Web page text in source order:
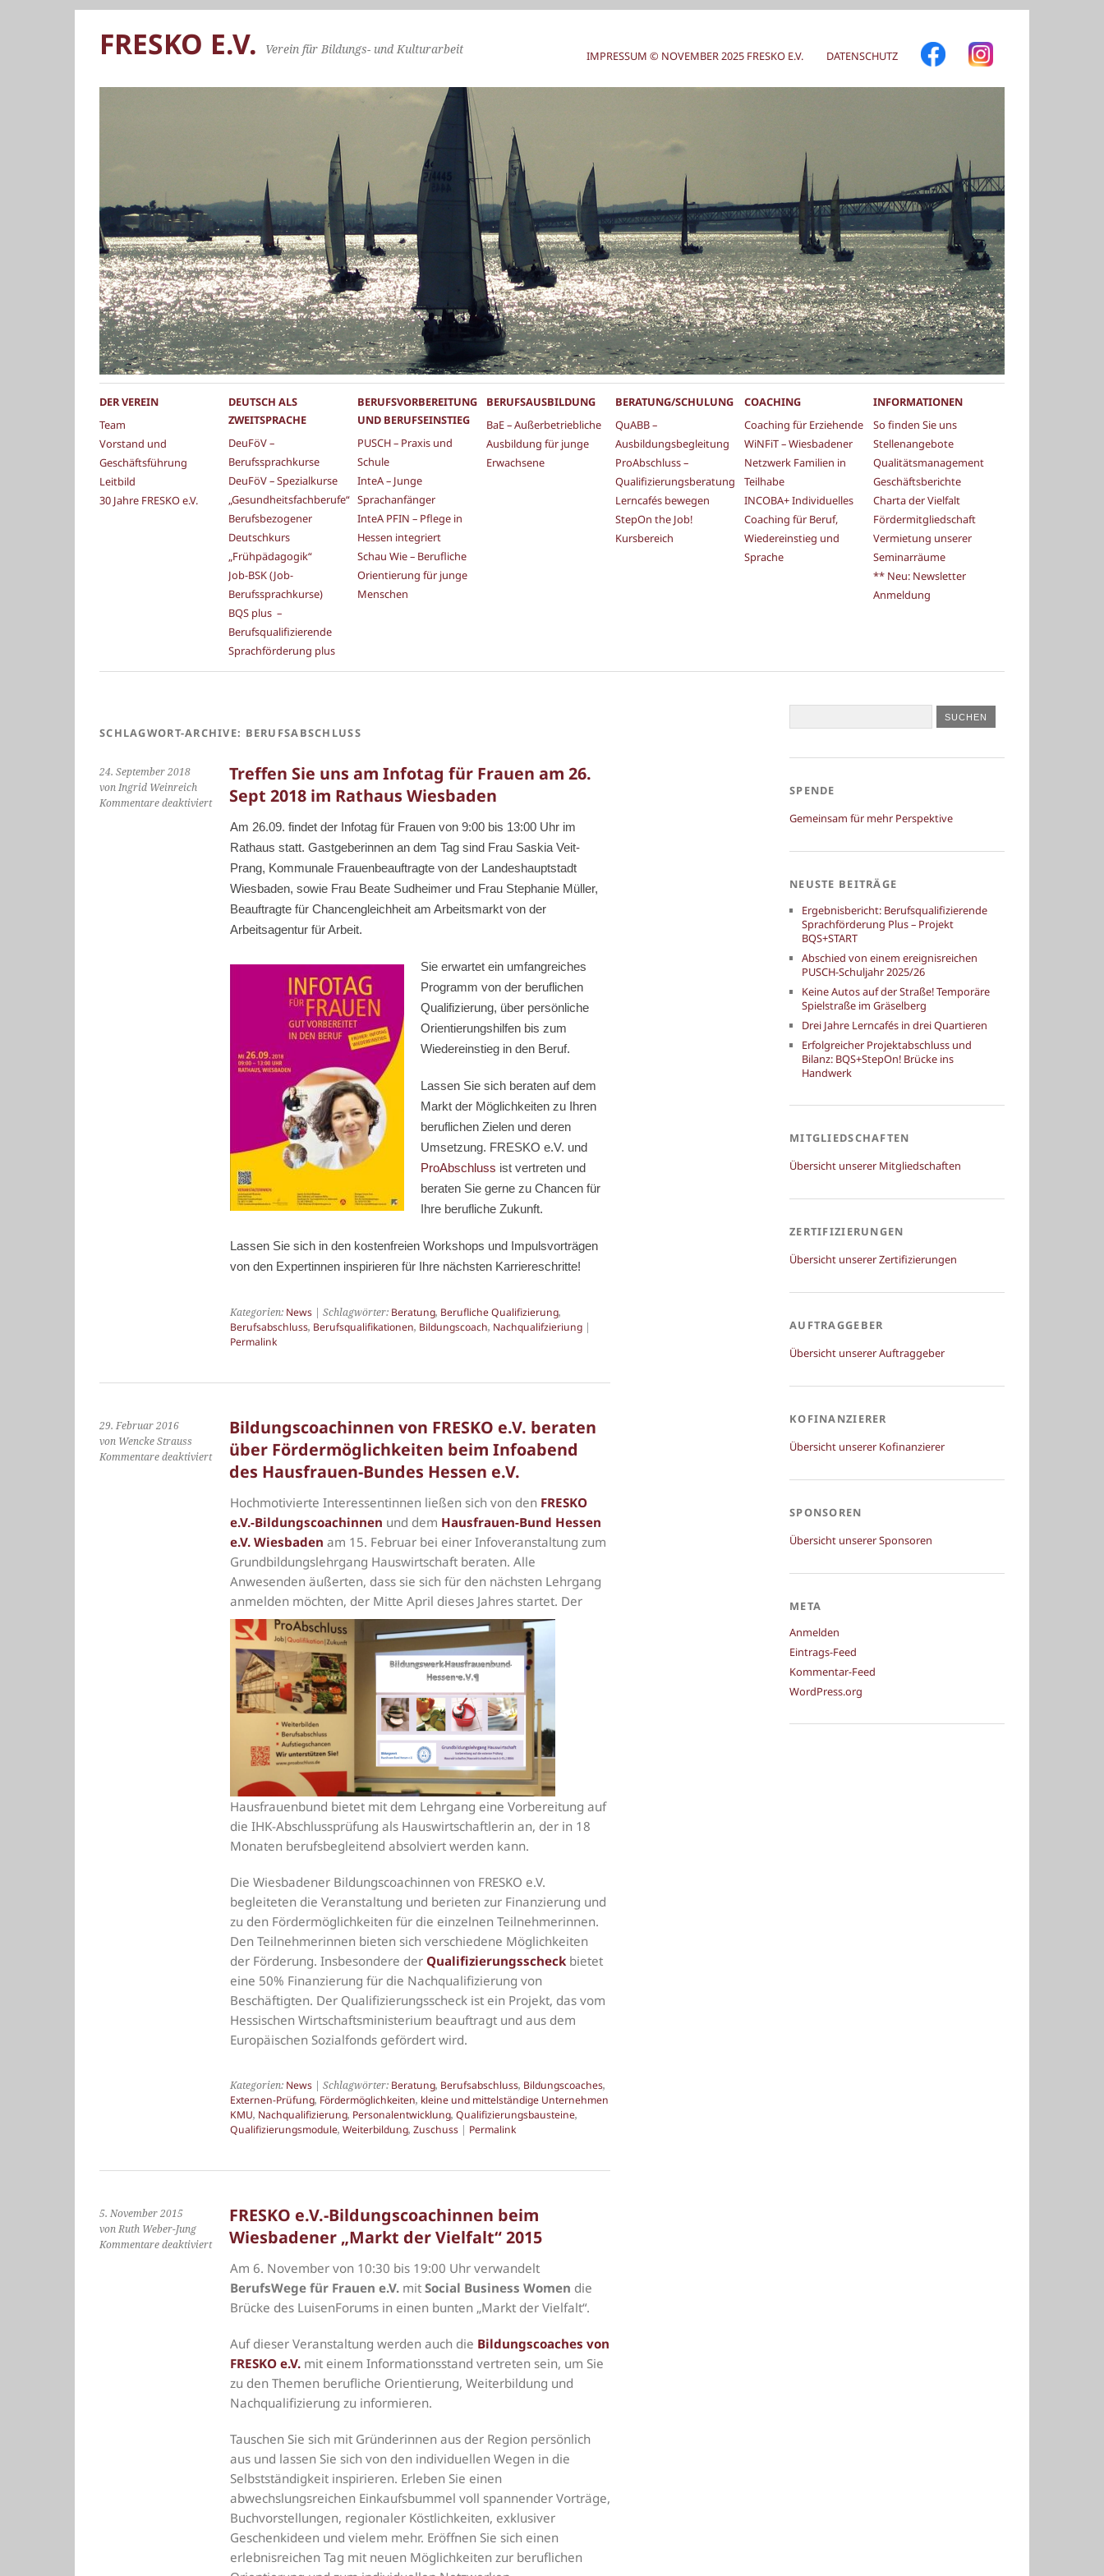
IMPRESSUM © NOVEMBER 2025 FRESKO E.V. DATENSCHUTZ
FRESKO E.V. Verein für Bildungs- und Kulturarbeit
DER VEREIN
Team
Vorstand und
Geschäftsführung
Leitbild
30 Jahre FRESKO e.V.
DEUTSCH ALS
ZWEITSPRACHE
DeuFöV –
Berufssprachkurse
DeuFöV – Spezialkurse
„Gesundheitsfachberufe“
Berufsbezogener
Deutschkurs
„Frühpädagogik“
Job-BSK (Job-
Berufssprachkurse)
BQS plus –
Berufsqualifizierende
Sprachförderung plus
BERUFSVORBEREITUNG
UND BERUFSEINSTIEG
PUSCH – Praxis und
Schule
InteA – Junge
Sprachanfänger
InteA PFIN – Pflege in
Hessen integriert
Schau Wie – Berufliche
Orientierung für junge
Menschen
BERUFSAUSBILDUNG
BaE – Außerbetriebliche
Ausbildung für junge
Erwachsene
BERATUNG/SCHULUNG
QuABB –
Ausbildungsbegleitung
ProAbschluss –
Qualifizierungsberatung
Lerncafés bewegen
StepOn the Job!
Kursbereich
COACHING
Coaching für Erziehende
WiNFiT – Wiesbadener
Netzwerk Familien in
Teilhabe
INCOBA+ Individuelles
Coaching für Beruf,
Wiedereinstieg und
Sprache
INFORMATIONEN
So finden Sie uns
Stellenangebote
Qualitätsmanagement
Geschäftsberichte
Charta der Vielfalt
Fördermitgliedschaft
Vermietung unserer
Seminarräume
** Neu: Newsletter
Anmeldung
SCHLAGWORT-ARCHIVE: BERUFSABSCHLUSS
24. September 2018
von Ingrid Weinreich
Kommentare deaktiviertfür
Frauen
Treffen Sie uns am Infotag für Frauen am 26.
Sept 2018 im Rathaus Wiesbaden
Am 26.09. findet der Infotag für Frauenvon 9:00 bis 13:00 Uhr im
Rathaus statt. Gastgeberinnen an dem Tag sind Frau Saskia Veit-
Prang, Kommunale Frauenbeauftragte von der Landeshauptstadt
Wiesbaden, sowie Frau Beate Sudheimer und Frau Stephanie Müller,
Beauftragte für Chancengleichheit am Arbeitsmarkt von der
Arbeitsagentur für Arbeit.
Sie erwartet ein umfangreiches
Programm von der beruflichen
Qualifizierung, über persönliche
Orientierungshilfen bis zum
Wiedereinstieg in den Beruf.
Lassen Sie sich beraten auf dem
Markt der Möglichkeiten zu Ihren
beruflichen Zielen und deren
Umsetzung. FRESKO e.V. und
ProAbschluss ist vertreten und
beraten Sie gerne zu Chancen für
Ihre berufliche Zukunft.
Lassen Sie sich in den kostenfreien Workshops und Impulsvorträgen
von den Expertinnen inspirieren für Ihre nächsten Karriereschritte!
Kategorien: News| Schlagwörter: Beratung, Berufliche Qualifizierung,
Berufsabschluss, Berufsqualifikationen, Bildungscoach, Nachqualifzieriung|
Permalink
29. Februar 2016
von Wencke Strauss
Kommentare deaktiviertfür
Bildungscoachinnen
FRESKO
über
Fördermöglichkeiten
beim
Infoabend
Hausfrauen-
Bundes
Hessen
Bildungscoachinnen von FRESKO e.V. beraten
über Fördermöglichkeiten beim Infoabend
des Hausfrauen-Bundes Hessen e.V.
Hochmotivierte Interessentinnen ließen sich von den FRESKO
e.V.-Bildungscoachinnen und dem Hausfrauen-Bund Hessen
e.V. Wiesbaden am 15. Februar bei einer Infoveranstaltung zum
Grundbildungslehrgang Hauswirtschaft beraten. Alle
Anwesenden äußerten, dass sie sich für den nächsten Lehrgang
anmelden möchten, der Mitte April dieses Jahres startet. Der
Hausfrauenbund bietet mit dem Lehrgang eine Vorbereitung auf
die IHK-Abschlussprüfung als Hauswirtschaftlerin an, der in 18
Monaten berufsbegleitend absolviert werden kann.
Die Wiesbadener Bildungscoachinnen von FRESKO e.V.
begleiteten die Veranstaltung und berieten zur Finanzierung und
zu den Fördermöglichkeiten für die einzelnen Teilnehmerinnen.
Den Teilnehmerinnen bieten sich verschiedene Möglichkeiten
der Förderung. Insbesondere der Qualifizierungsscheck bietet
eine 50% Finanzierung für die Nachqualifizierung von
Beschäftigten. Der Qualifizierungsscheck ist ein Projekt, das vom
Hessischen Wirtschaftsministerium beauftragt und aus dem
Europäischen Sozialfonds gefördert wird.
Kategorien: News| Schlagwörter: Beratung, Berufsabschluss, Bildungscoaches,
Externen-Prüfung, Fördermöglichkeiten, kleine und mittelständige Unternehmen
KMU, Nachqualifizierung, Personalentwicklung, Qualifizierungsbausteine,
Qualifizierungsmodule, Weiterbildung, Zuschuss| Permalink
5. November 2015
von Ruth Weber-Jung
Kommentare deaktiviertfür
Bildungscoachinnen
beim
„Markt
Vielfalt“
2015
FRESKO e.V.-Bildungscoachinnen beim
Wiesbadener „Markt der Vielfalt“ 2015
Am 6. November von 10:30 bis 19:00 Uhr verwandelt
BerufsWege für Frauen e.V.mit Social Business Women die
Brücke des LuisenForums in einen bunten „Markt der Vielfalt“.
Auf dieser Veranstaltung werden auch die Bildungscoaches von
FRESKO e.V. mit einem Informationsstand vertreten sein, um Sie
zu den Themen berufliche Orientierung, Weiterbildung und
Nachqualifizierung zu informieren.
Tauschen Sie sich mit Gründerinnen aus der Region persönlich
aus und lassen Sie sich von den individuellen Wegen in die
Selbstständigkeit inspirieren. Erleben Sie einen
abwechslungsreichen Einkaufsbummel voll spannender Vorträge,
Buchvorstellungen, regionaler Köstlichkeiten, exklusiver
Geschenkideen und vielem mehr. Eröffnen Sie sich einen
erlebnisreichen Tag mit neuen Möglichkeiten zur beruflichen
SPENDE
Gemeinsam für mehr Perspektive
NEUSTE BEITRÄGE
Ergebnisbericht: Berufsqualifizierende
Sprachförderung Plus – Projekt
BQS+START
Abschied von einem ereignisreichen
PUSCH-Schuljahr 2025/26
Keine Autos auf der Straße! Temporäre
Spielstraße im Gräselberg
Drei Jahre Lerncafés in drei Quartieren
Erfolgreicher Projektabschluss und
Bilanz: BQS+StepOn! Brücke ins
Handwerk
MITGLIEDSCHAFTEN
Übersicht unserer Mitgliedschaften
ZERTIFIZIERUNGEN
Übersicht unserer Zertifizierungen
AUFTRAGGEBER
Übersicht unserer Auftraggeber
KOFINANZIERER
Übersicht unserer Kofinanzierer
SPONSOREN
Übersicht unserer Sponsoren
META
Anmelden
Eintrags-Feed
Kommentar-Feed
WordPress.org